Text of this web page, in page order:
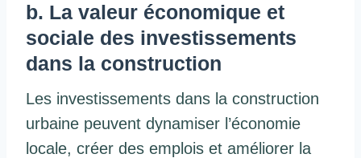
b. La valeur économique et
sociale des investissements
dans la construction
Les investissements dans la construction
urbaine peuvent dynamiser l’économie
locale, créer des emplois et améliorer la